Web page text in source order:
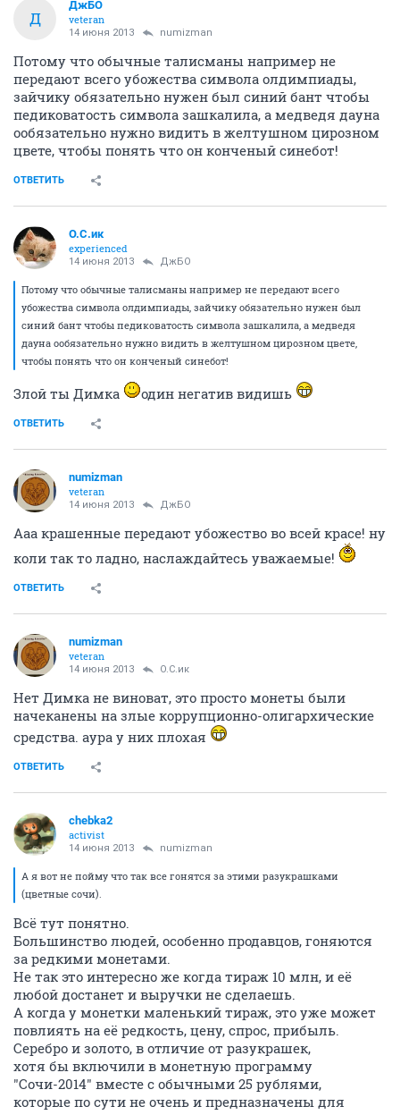
Д
ДжБО
veteran
14 июня 2013 numizman
Потому что обычные талисманы например не
передают всего убожества символа олдимпиады,
зайчику обязательно нужен был синий бант чтобы
педиковатость символа зашкалила, а медведя дауна
ообязательно нужно видить в желтушном цирозном
цвете, чтобы понять что он конченый синебот!
ОТВЕТИТЬ
О.С.ик
experienced
14 июня 2013 ДжБО
Потому что обычные талисманы например не передают всего
убожества символа олдимпиады, зайчику обязательно нужен был
синий бант чтобы педиковатость символа зашкалила, а медведя
дауна ообязательно нужно видить в желтушном цирозном цвете,
чтобы понять что он конченый синебот!
Злой ты Димка один негатив видишь
ОТВЕТИТЬ
numizman
veteran
14 июня 2013 ДжБО
Ааа крашенные передают убожество во всей красе! ну
коли так то ладно, наслаждайтесь уважаемые!
ОТВЕТИТЬ
numizman
veteran
14 июня 2013 О.С.ик
Нет Димка не виноват, это просто монеты были
начеканены на злые коррупционно-олигархические
средства. аура у них плохая
ОТВЕТИТЬ
chebka2
activist
14 июня 2013 numizman
А я вот не пойму что так все гонятся за этими разукрашками
(цветные сочи).
Всё тут понятно.
Большинство людей, особенно продавцов, гоняются
за редкими монетами.
Не так это интересно же когда тираж 10 млн, и её
любой достанет и выручки не сделаешь.
А когда у монетки маленький тираж, это уже может
повлиять на её редкость, цену, спрос, прибыль.
Серебро и золото, в отличие от разукрашек,
хотя бы включили в монетную программу
"Сочи-2014" вместе с обычными 25 рублями,
которые по сути не очень и предназначены для